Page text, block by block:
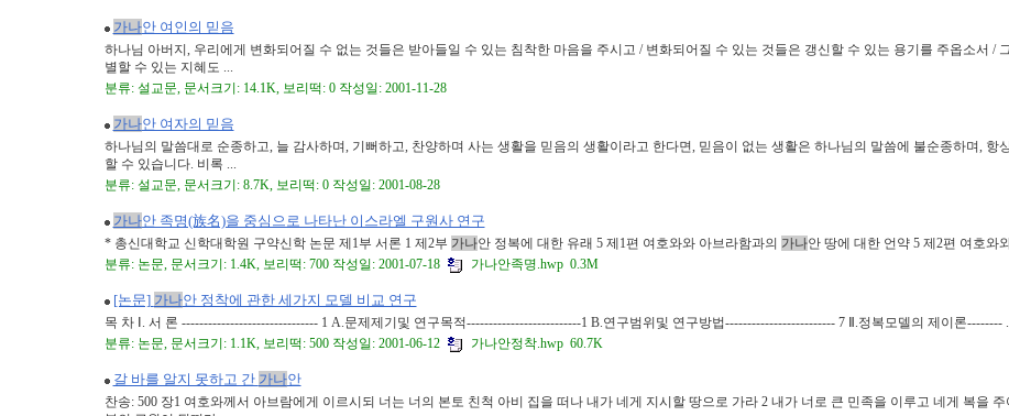
가나안 여인의 믿음
하나님 아버지, 우리에게 변화되어질 수 없는 것들은 받아들일 수 있는 침착한 마음을 주시고 / 변화되어질 수 있는 것들은 갱신할 수 있는 용기를 주옵소서 /
별할 수 있는 지혜도 ...
분류: 설교문, 문서크기: 14.1K, 보리떡: 0 작성일: 2001-11-28
가나안 여자의 믿음
하나님의 말씀대로 순종하고, 늘 감사하며, 기뻐하고, 찬양하며 사는 생활을 믿음의 생활이라고 한다면, 믿음이 없는 생활은 하나님의 말씀에 불순종하며, 항
할 수 있습니다. 비록 ...
분류: 설교문, 문서크기: 8.7K, 보리떡: 0 작성일: 2001-08-28
가나안 족명(族名)을 중심으로 나타난 이스라엘 구원사 연구
* 총신대학교 신학대학원 구약신학 논문 제1부 서론 1 제2부 가나안 정복에 대한 유래 5 제1편 여호와와 아브라함과의 가나안 땅에 대한 언약 5 제2편 여호와
분류: 논문, 문서크기: 1.4K, 보리떡: 700 작성일: 2001-07-18
가나안족명.hwp 0.3M
[논문] 가나안 정착에 관한 세가지 모델 비교 연구
목 차 Ⅰ. 서 론 ------------------------------- 1 A.문제제기및 연구목적--------------------------1 B.연구범위및 연구방법------------------------- 7 Ⅱ.정복모델의 제이론--------
분류: 논문, 문서크기: 1.1K, 보리떡: 500 작성일: 2001-06-12
가나안정착.hwp 60.7K
갈 바를 알지 못하고 간 가나안
찬송: 500 장1 여호와께서 아브람에게 이르시되 너는 너의 본토 친척 아비 집을 떠나 내가 네게 지시할 땅으로 가라 2 내가 너로 큰 민족을 이루고 네게 복을